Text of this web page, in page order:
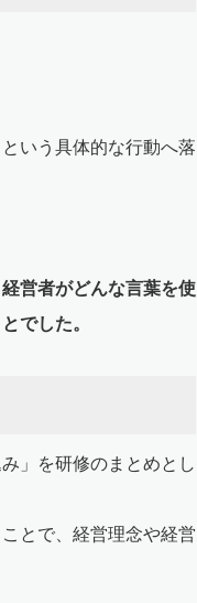
いう具体的な行動へ落
営者がどんな言葉を使
でした。
」を研修のまとめとし
とで、経営理念や経営